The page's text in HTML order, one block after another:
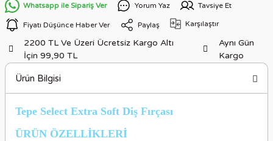
Whatsapp ile Sipariş Ver Yorum Yaz Tavsiye Et
Fiyatı Düşünce Haber Ver Paylaş Karşılaştır
2200 TL Ve Üzeri Ücretsiz Kargo Altı
İçin 99,90 TL
Aynı Gün
Kargo
Ürün Bilgisi
Tepe Select Extra Soft Diş Fırçası
ÜRÜN ÖZELLİKLERİ